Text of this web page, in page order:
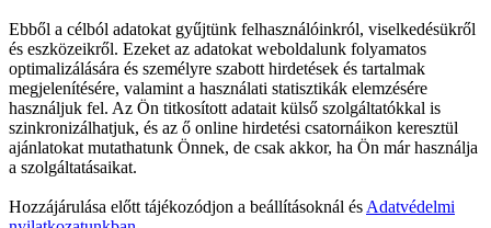
Ebből a célból adatokat gyűjtünk felhasználóinkról, viselkedésükről
és eszközeikről. Ezeket az adatokat weboldalunk folyamatos
optimalizálására és személyre szabott hirdetések és tartalmak
megjelenítésére, valamint a használati statisztikák elemzésére
használjuk fel. Az Ön titkosított adatait külső szolgáltatókkal is
szinkronizálhatjuk, és az ő online hirdetési csatornáikon keresztül
ajánlatokat mutathatunk Önnek, de csak akkor, ha Ön már használja
a szolgáltatásaikat.
Hozzájárulása előtt tájékozódjon a beállításoknál és Adatvédelmi